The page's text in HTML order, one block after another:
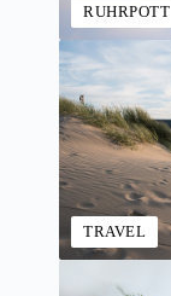
RUHRPOTT
TRAVEL